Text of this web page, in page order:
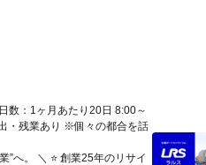
数：1ヶ月あたり20日 8:00～
・残業あり ※個々の都合を話
”へ。 ＼ ⭐ 創業25年のリサイ